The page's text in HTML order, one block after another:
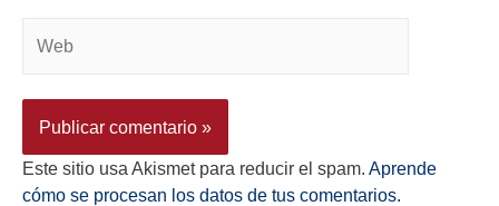
Este sitio usa Akismet para reducir el spam. Aprende
cómo se procesan los datos de tus comentarios.